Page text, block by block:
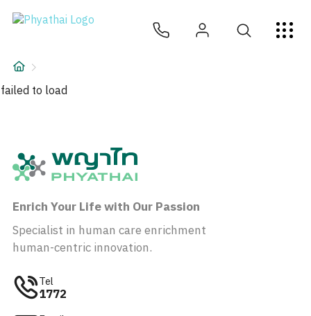
ZH ไทย English
文章
医院分院
failed to load
Enrich Your Life with Our Passion
Specialist in human care enrichment
human-centric innovation.
Tel
1772